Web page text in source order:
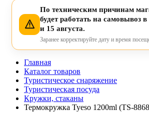
По техническим причинам
будет работать на самовывоз в
и 15 августа.
Заранее корректируйте дату и время
Главная
Каталог товаров
Туристическое снаряжение
Туристическая посуда
Кружки, стаканы
Термокружка Tyeso 1200ml (TS-